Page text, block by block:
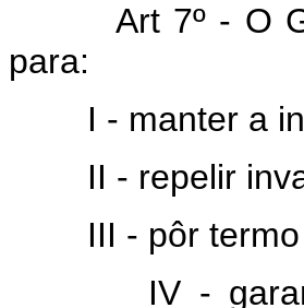
Art 7º - O
para:
I - manter a
II - repelir
III - pôr
IV -